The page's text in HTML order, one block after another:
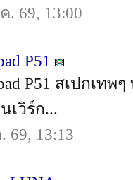
. 69, 13:00
P51
P51 สเปกเท
เวิร์ก...
69, 13:13